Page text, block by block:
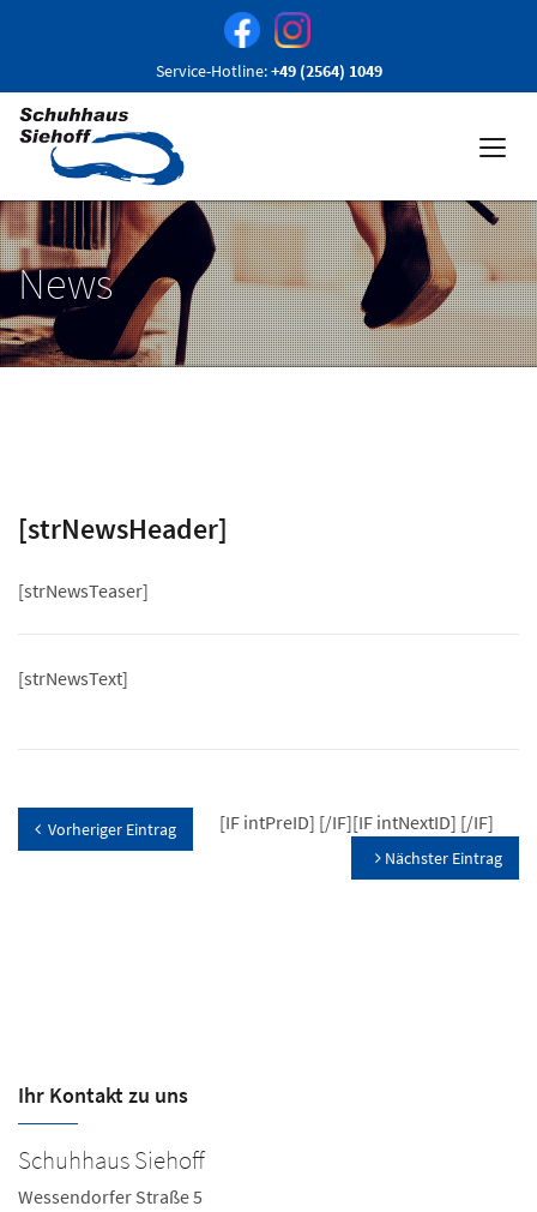
Service-Hotline:+49 (2564) 1049
News
[strNewsHeader]
[strNewsTeaser]
[strNewsText]
[IF intPreID]
Vorheriger Eintrag [/IF][IF intNextID]
Nächster Eintrag
[/IF]
Ihr Kontakt zu uns
Schuhhaus Siehoff
Wessendorfer Straße 5